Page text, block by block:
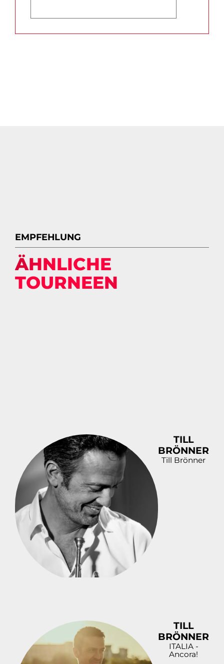
EMPFEHLUNG
ÄHNLICHE
TOURNEEN
TILL
BRÖNNER
Till Brönner
TILL
BRÖNNER
ITALIA -
Ancora!